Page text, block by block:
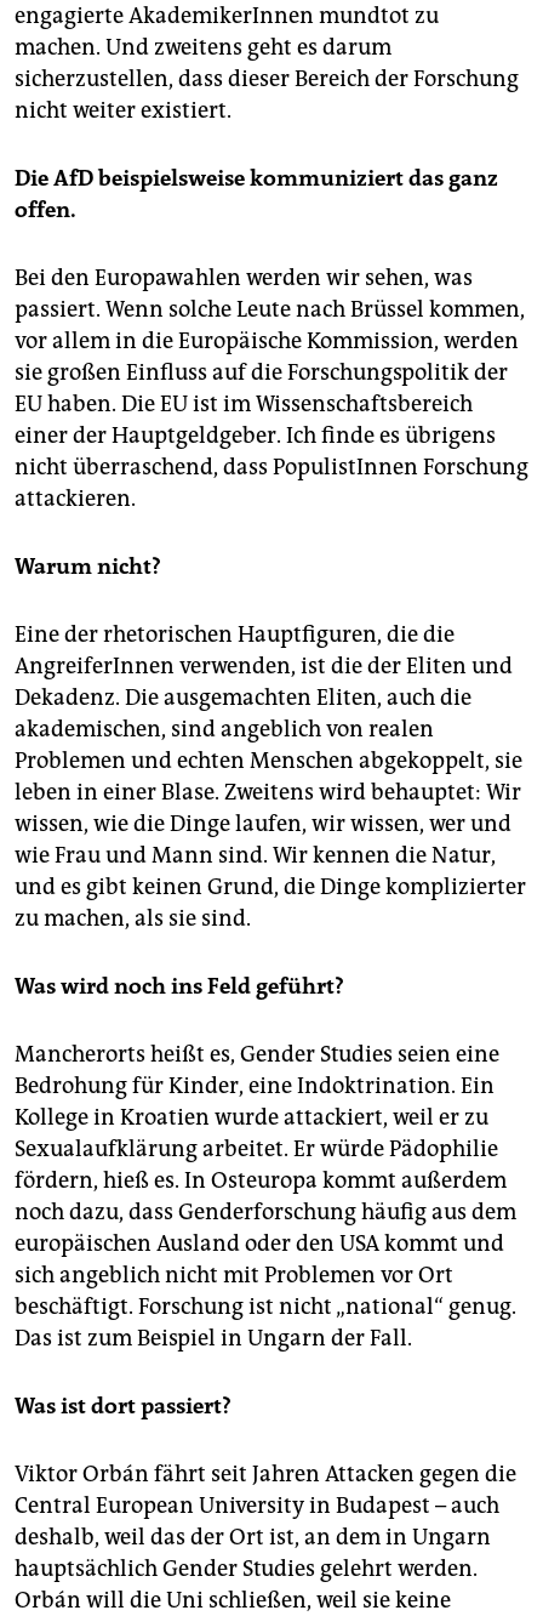
engagierte AkademikerInnen mundtot zu
machen. Und zweitens geht es darum
sicherzustellen, dass dieser Bereich der Forschung
nicht weiter existiert.
Die AfD beispielsweise kommuniziert das ganz
offen.
Bei den Europawahlen werden wir sehen, was
passiert. Wenn solche Leute nach Brüssel kommen,
vor allem in die Europäische Kommission, werden
sie großen Einfluss auf die Forschungspolitik der
EU haben. Die EU ist im Wissenschaftsbereich
einer der Hauptgeldgeber. Ich finde es übrigens
nicht überraschend, dass PopulistInnen Forschung
attackieren.
Warum nicht?
Eine der rhetorischen Hauptfiguren, die die
AngreiferInnen verwenden, ist die der Eliten und
Dekadenz. Die ausgemachten Eliten, auch die
akademischen, sind angeblich von realen
Problemen und echten Menschen abgekoppelt, sie
leben in einer Blase. Zweitens wird behauptet: Wir
wissen, wie die Dinge laufen, wir wissen, wer und
wie Frau und Mann sind. Wir kennen die Natur,
und es gibt keinen Grund, die Dinge komplizierter
zu machen, als sie sind.
Was wird noch ins Feld geführt?
Mancherorts heißt es, Gender Studies seien eine
Bedrohung für Kinder, eine Indoktrination. Ein
Kollege in Kroatien wurde attackiert, weil er zu
Sexualaufklärung arbeitet. Er würde Pädophilie
fördern, hieß es. In Osteuropa kommt außerdem
noch dazu, dass Genderforschung häufig aus dem
europäischen Ausland oder den USA kommt und
sich angeblich nicht mit Problemen vor Ort
beschäftigt. Forschung ist nicht „national“ genug.
Das ist zum Beispiel in Ungarn der Fall.
Was ist dort passiert?
Viktor Orbán fährt seit Jahren Attacken gegen die
Central European University in Budapest – auch
deshalb, weil das der Ort ist, an dem in Ungarn
hauptsächlich Gender Studies gelehrt werden.
Orbán will die Uni schließen, weil sie keine